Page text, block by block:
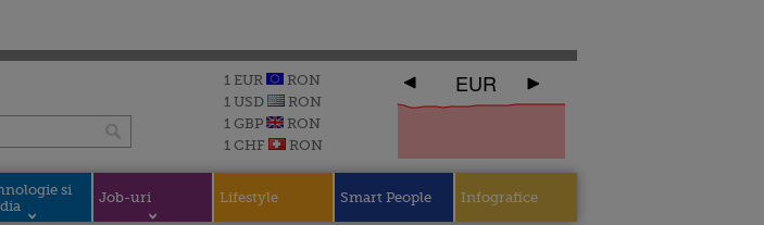
1 EUR
RON
1 USD
RON
1 GBP
RON
1 CHF
RON
EUR
si
Job-uri Lifestyle Smart People Infografice